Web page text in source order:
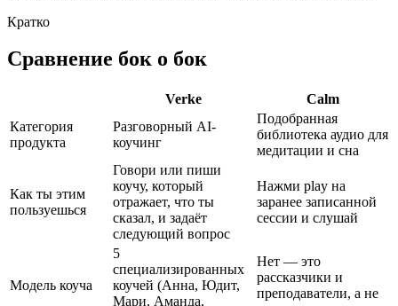
Кратко
Сравнение бок о бок
Verke
Calm
Категория
продукта
Разговорный AI-
коучинг
Подобранная
библиотека аудио для
медитации и сна
Как ты этим
пользуешься
Говори или пиши
коучу, который
отражает, что ты
сказал, и задаёт
следующий вопрос
Нажми play на
заранее записанной
сессии и слушай
Модель коуча
5
специализированных
коучей (Анна, Юдит,
Мари, Аманда,
Нет — это
рассказчики и
преподаватели, а не